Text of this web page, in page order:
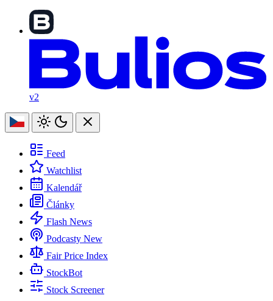
v2
Feed
Watchlist
Kalendář
Články
Flash News
Podcasty New
Fair Price Index
StockBot
Stock Screener